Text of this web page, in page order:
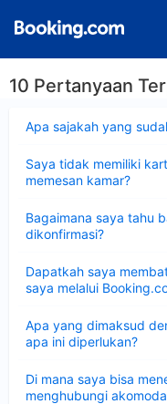
10 Pertanyaan
Apa sajakah yang
Saya tidak memiliki
memesan kamar?
Bagaimana saya tahu
dikonfirmasi?
Dapatkah saya
saya melalui
Apa yang dimaksud
apa ini diperlukan?
Di mana saya bisa
menghubungi